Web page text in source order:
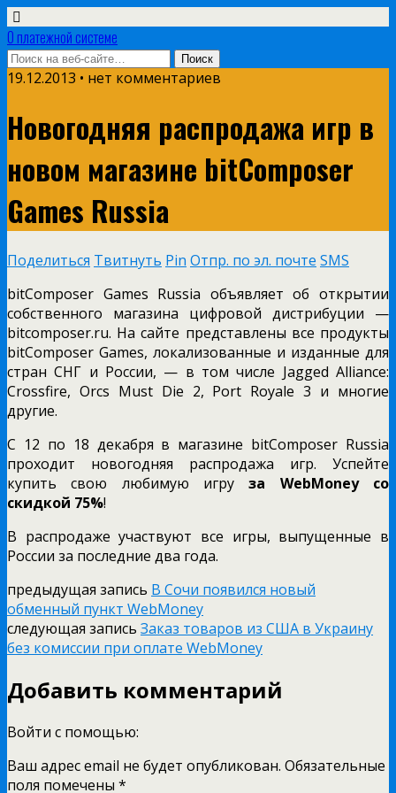
О платежной системе
19.12.2013 • нет комментариев
Новогодняя распродажа игр в
новом магазине bitComposer
Games Russia
Поделиться Твитнуть Pin Отпр. по эл. почте SMS
bitComposer Games Russia объявляет об открытии
собственного магазина цифровой дистрибуции —
bitcomposer.ru. На сайте представлены все продукты
bitComposer Games, локализованные и изданные для
стран СНГ и России, — в том числе Jagged Alliance:
Crossfire, Orcs Must Die 2, Port Royale 3 и многие
другие.
С 12 по 18 декабря в магазине bitComposer Russia
проходит новогодняя распродажа игр. Успейте
купить свою любимую игруза WebMoney со
скидкой 75%!
В распродаже участвуют все игры, выпущенные в
России за последние два года.
предыдущая запись В Сочи появился новый
обменный пункт WebMoney
следующая запись Заказ товаров из США в Украину
без комиссии при оплате WebMoney
Добавить комментарий
Войти с помощью:
Ваш адрес email не будет опубликован. Обязательные
поля помечены *